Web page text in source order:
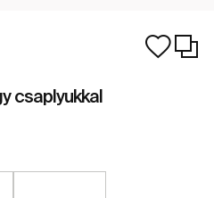
csaplyukkal